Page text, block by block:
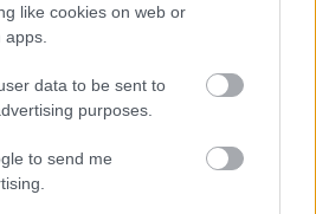
like cookies on web or
data to be sent to
purposes.
to send me
*
***…